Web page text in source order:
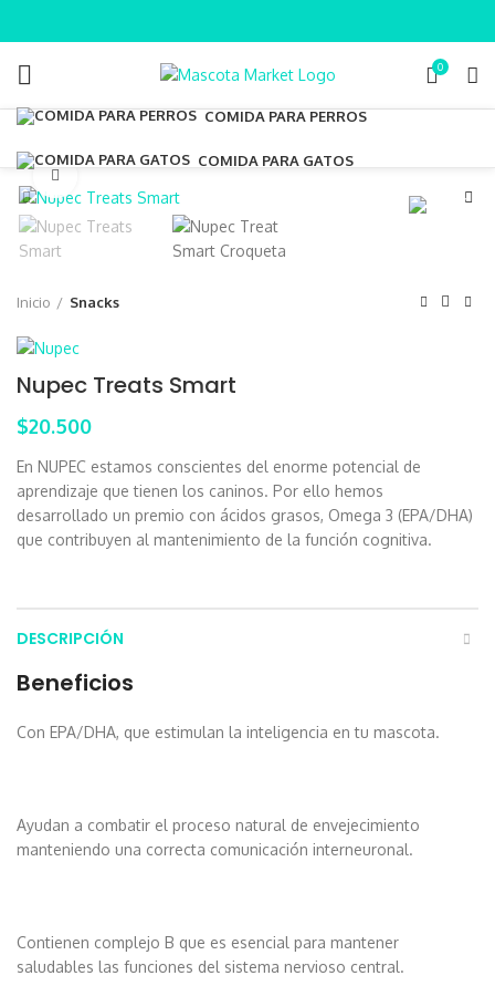
0
COMIDA PARA PERROS
COMIDA PARA GATOS
Inicio Snacks
Nupec Treats Smart
$20.500
En NUPEC estamos conscientes del enorme potencial de
aprendizaje que tienen los caninos. Por ello hemos
desarrollado un premio con ácidos grasos, Omega 3 (EPA/DHA)
que contribuyen al mantenimiento de la función cognitiva.
DESCRIPCIÓN
Beneficios
Con EPA/DHA, que estimulan la inteligencia en tu mascota.
Ayudan a combatir el proceso natural de envejecimiento
manteniendo una correcta comunicación interneuronal.
Contienen complejo B que es esencial para mantener
saludables las funciones del sistema nervioso central.